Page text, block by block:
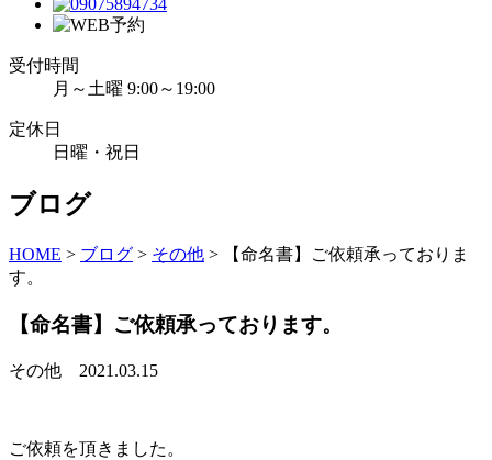
受付時間
月～土曜 9:00～19:00
定休日
日曜・祝日
ブログ
HOME > ブログ > その他 >
【命名書】ご依頼承っておりま
す。
【命名書】ご依頼承っております。
その他 2021.03.15
ご依頼を頂きました。